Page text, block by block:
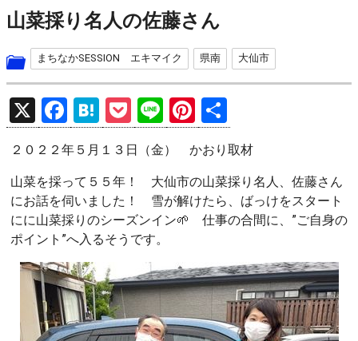
山菜採り名人の佐藤さん
まちなかSESSION エキマイク 県南 大仙市
X
F
a
ce
b
o
o
k
H
at
e
n
a
P
o
ck
et
Li
n
e
Pi
nt
er
es
t
有
２０２２年５月１３日（金） かおり取材
山菜を採って５５年！ 大仙市の山菜採り名人、佐藤さん
にお話を伺いました！ 雪が解けたら、ばっけをスタート
にに山菜採りのシーズンイン🌱 仕事の合間に、”ご自身の
ポイント”へ入るそうです。